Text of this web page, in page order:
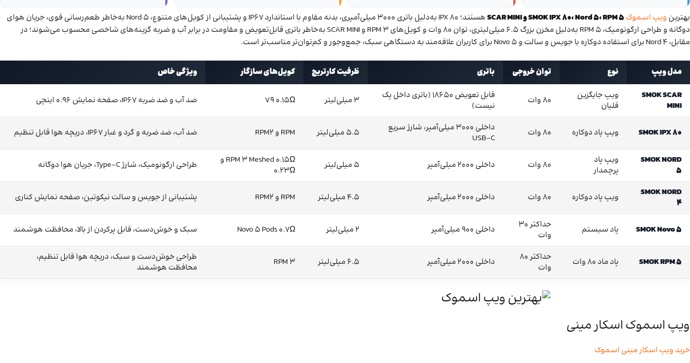
بهترین ویپ اسموک SMOK IPX 80، Nord 5، RPM 5 و SCAR MINI
هستند؛ IPX 80 به‌دلیل باتری ۳۰۰۰ میلی‌آمپری، بدنه مقاوم با استاندارد IP67 و پشتیبانی از کویل‌های متنوع، Nord 5 به‌خاطر طعم‌رسانی قوی، جریان هوای
دوگانه و طراحی ارگونومیک، RPM 5 به‌دلیل مخزن بزرگ ۶.۵ میلی‌لیتری، توان ۸۰ وات و کویل‌های RPM 3 و SCAR MINI به‌خاطر باتری قابل‌تعویض و مقاومت در برابر آب و ضربه گزینه‌های شاخصی محسوب می‌شوند؛ در
مقابل، Nord 4 برای استفاده دوکاره با جویس و سالت و Novo 5 برای کاربران علاقه‌مند به دستگاهی سبک، جمع‌وجور و کم‌توان‌تر مناسب‌تر است.
مدل ویپ نوع توان خروجی باتری ظرفیت کارتریج کویل‌های سازگار ویژگی خاص
SMOK SCAR
MINI
ویپ جایگزین
قلیان
80 وات
قابل تعویض 18650 (باتری داخل پک
نیست)
3 میلی‌لیتر V9 0.15Ω ضد آب و ضد ضربه IP67، صفحه نمایش 0.96 اینچی
SMOK IPX 80 ویپ پاد دوکاره 80 وات
داخلی 3000 میلی‌آمپر، شارژ سریع
USB-C
5.5 میلی‌لیتر RPM و RPM2 ضد آب، ضد ضربه و گرد و غبار IP67، دریچه هوا قابل تنظیم
SMOK NORD
5
ویپ پاد
پرچمدار
80 وات داخلی 2000 میلی‌آمپر 5 میلی‌لیتر
RPM 3 Meshed 0.15Ω و
0.23Ω
طراحی ارگونومیک، شارژ Type-C، جریان هوا دوگانه
SMOK NORD
4
ویپ پاد دوکاره 80 وات داخلی 2000 میلی‌آمپر 4.5 میلی‌لیتر RPM و RPM2 پشتیبانی از جویس و سالت نیکوتین، صفحه نمایش کناری
SMOK Novo 5 پاد سیستم
حداکثر 30
وات
داخلی 900 میلی‌آمپر 2 میلی‌لیتر Novo 5 Pods 0.7Ω سبک و خوش‌دست، قابل پرکردن از بالا، محافظت هوشمند
SMOK RPM 5 پاد ماد 80 وات
حداکثر 80
وات
داخلی 2000 میلی‌آمپر 6.5 میلی‌لیتر RPM 3
طراحی خوش‌دست و سبک، دریچه هوا قابل تنظیم،
محافظت هوشمند
ویپ اسموک اسکار مینی
خرید ویپ اسکار مینی اسموک